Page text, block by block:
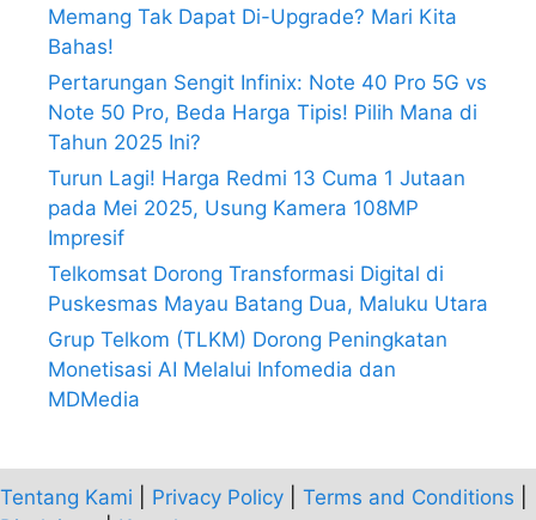
Memang Tak Dapat Di-Upgrade? Mari Kita
Bahas!
Pertarungan Sengit Infinix: Note 40 Pro 5G vs
Note 50 Pro, Beda Harga Tipis! Pilih Mana di
Tahun 2025 Ini?
Turun Lagi! Harga Redmi 13 Cuma 1 Jutaan
pada Mei 2025, Usung Kamera 108MP
Impresif
Telkomsat Dorong Transformasi Digital di
Puskesmas Mayau Batang Dua, Maluku Utara
Grup Telkom (TLKM) Dorong Peningkatan
Monetisasi AI Melalui Infomedia dan
MDMedia
Tentang Kami Privacy Policy Terms and Conditions